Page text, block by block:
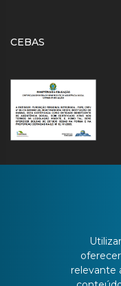
CEBAS
Batista Bonoto
relevante